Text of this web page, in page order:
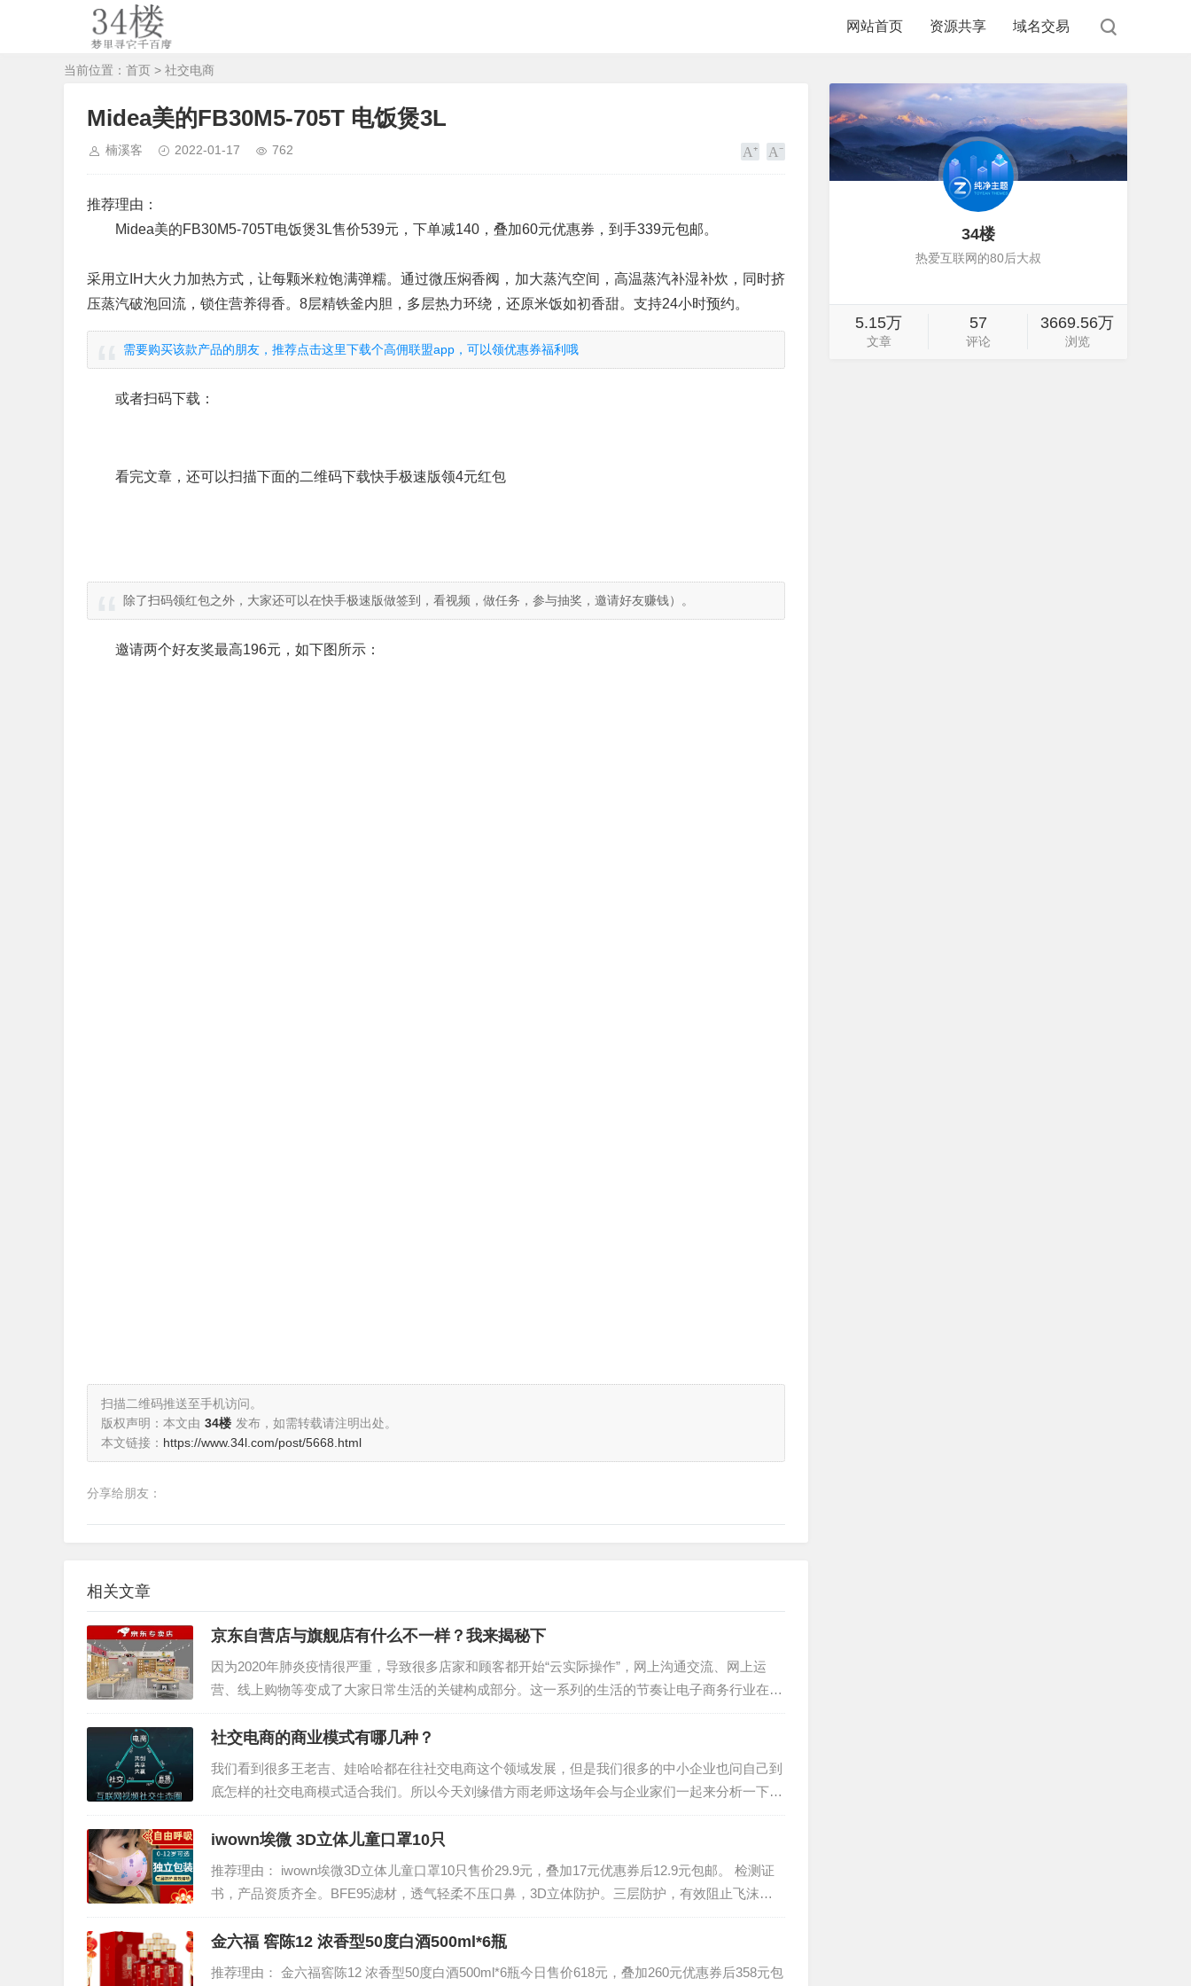
网站首页 资源共享 域名交易
当前位置： 首页 > 社交电商
Midea美的FB30M5-705T 电饭煲3L
楠溪客 2022-01-17 762
推荐理由：
Midea美的FB30M5-705T电饭煲3L售价539元，下单减140，叠加60元优惠券，到手339元包邮。
采用立IH大火力加热方式，让每颗米粒饱满弹糯。通过微压焖香阀，加大蒸汽空间，高温蒸汽补湿补炊，同时挤
压蒸汽破泡回流，锁住营养得香。8层精铁釜内胆，多层热力环绕，还原米饭如初香甜。支持24小时预约。
需要购买该款产品的朋友，推荐点击这里下载个高佣联盟app，可以领优惠券福利哦
或者扫码下载：
看完文章，还可以扫描下面的二维码下载快手极速版领4元红包
除了扫码领红包之外，大家还可以在快手极速版做签到，看视频，做任务，参与抽奖，邀请好友赚钱）。
邀请两个好友奖最高196元，如下图所示：
扫描二维码推送至手机访问。
版权声明：本文由 34楼 发布，如需转载请注明出处。
本文链接： https://www.34l.com/post/5668.html
分享给朋友：
相关文章
京东自营店与旗舰店有什么不一样？我来揭秘下
因为2020年肺炎疫情很严重，导致很多店家和顾客都开始“云实际操作”，网上沟通交流、网上运
营、线上购物等变成了大家日常生活的关键构成部分。这一系列的生活的节奏让电子商务行业在
2020年后肺炎疫情时期确实爆火一把。那么，问题来了，京东自营店与…
社交电商的商业模式有哪几种？
我们看到很多王老吉、娃哈哈都在往社交电商这个领域发展，但是我们很多的中小企业也问自己到
底怎样的社交电商模式适合我们。所以今天刘缘借方雨老师这场年会与企业家们一起来分析一下社
交电商的解决方案。…
iwown埃微 3D立体儿童口罩10只
推荐理由： iwown埃微3D立体儿童口罩10只售价29.9元，叠加17元优惠券后12.9元包邮。 检测证
书，产品资质齐全。BFE95滤材，透气轻柔不压口鼻，3D立体防护。三层防护，有效阻止飞沫传
播！含熔喷布过滤层，孩子必备。…
金六福 窖陈12 浓香型50度白酒500ml*6瓶
推荐理由： 金六福窖陈12 浓香型50度白酒500ml*6瓶今日售价618元，叠加260元优惠券后358元包
34楼
热爱互联网的80后大叔
5.15万
文章
57
评论
3669.56万
浏览